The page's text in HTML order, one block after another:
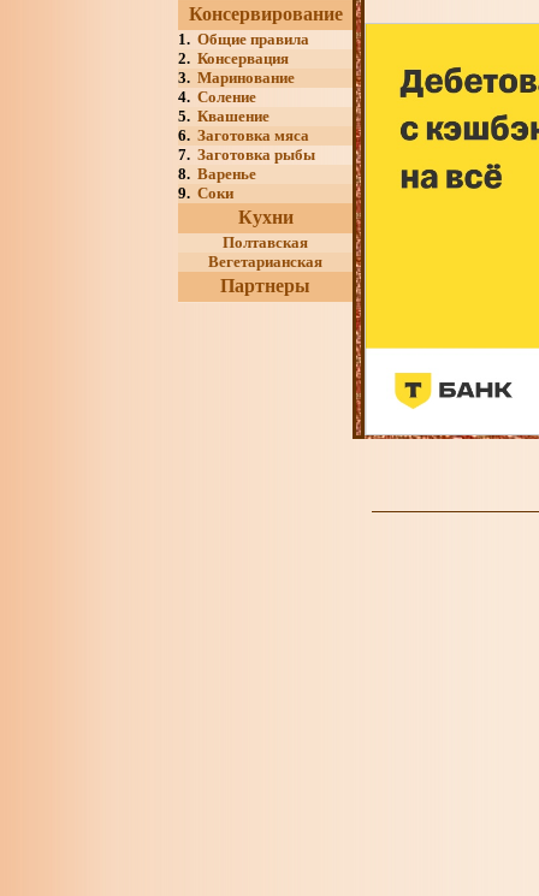
Консервирование
1. Общие правила
2. Консервация
3. Маринование
4. Соление
5. Квашение
6. Заготовка мяса
7. Заготовка рыбы
8. Варенье
9. Соки
Кухни
Полтавская
Вегетарианская
Партнеры